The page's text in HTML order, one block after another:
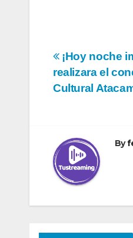
de
¡Hoy noche
realizara el
Cultural
By